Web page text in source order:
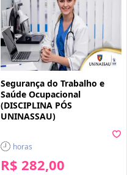
Segurança do Trabalho e
Saúde Ocupacional
(DISCIPLINA PÓS
UNINASSAU)
horas
R$ 282,00